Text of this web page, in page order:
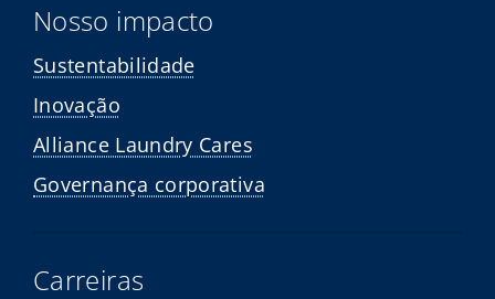
Nosso impacto
Sustentabilidade
Inovação
Alliance Laundry Cares
Governança corporativa
Carreiras